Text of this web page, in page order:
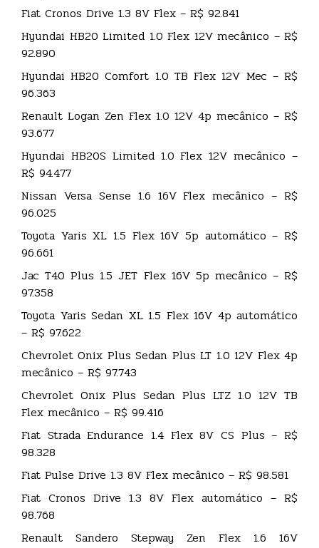
Fiat Cronos Drive 1.3 8V Flex – R$ 92.841
Hyundai HB20 Limited 1.0 Flex 12V mecânico – R$
92.890
Hyundai HB20 Comfort 1.0 TB Flex 12V Mec – R$
96.363
Renault Logan Zen Flex 1.0 12V 4p mecânico – R$
93.677
Hyundai HB20S Limited 1.0 Flex 12V mecânico –
R$ 94.477
Nissan Versa Sense 1.6 16V Flex mecânico – R$
96.025
Toyota Yaris XL 1.5 Flex 16V 5p automático – R$
96.661
Jac T40 Plus 1.5 JET Flex 16V 5p mecânico – R$
97.358
Toyota Yaris Sedan XL 1.5 Flex 16V 4p automático
– R$ 97.622
Chevrolet Onix Plus Sedan Plus LT 1.0 12V Flex 4p
mecânico – R$ 97.743
Chevrolet Onix Plus Sedan Plus LTZ 1.0 12V TB
Flex mecânico – R$ 99.416
Fiat Strada Endurance 1.4 Flex 8V CS Plus – R$
98.328
Fiat Pulse Drive 1.3 8V Flex mecânico – R$ 98.581
Fiat Cronos Drive 1.3 8V Flex automático – R$
98.768
Renault Sandero Stepway Zen Flex 1.6 16V